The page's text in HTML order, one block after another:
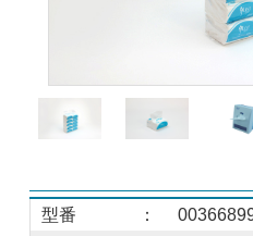
型番 ：